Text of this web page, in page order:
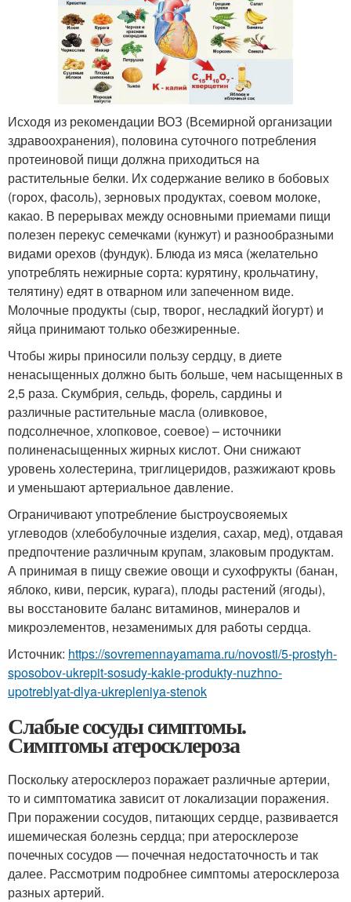
Исходя из рекомендации ВОЗ (Всемирной организации
здравоохранения), половина суточного потребления
протеиновой пищи должна приходиться на
растительные белки. Их содержание велико в бобовых
(горох, фасоль), зерновых продуктах, соевом молоке,
какао. В перерывах между основными приемами пищи
полезен перекус семечками (кунжут) и разнообразными
видами орехов (фундук). Блюда из мяса (желательно
употреблять нежирные сорта: курятину, крольчатину,
телятину) едят в отварном или запеченном виде.
Молочные продукты (сыр, творог, несладкий йогурт) и
яйца принимают только обезжиренные.
Чтобы жиры приносили пользу сердцу, в диете
ненасыщенных должно быть больше, чем насыщенных в
2,5 раза. Скумбрия, сельдь, форель, сардины и
различные растительные масла (оливковое,
подсолнечное, хлопковое, соевое) – источники
полиненасыщенных жирных кислот. Они снижают
уровень холестерина, триглицеридов, разжижают кровь
и уменьшают артериальное давление.
Ограничивают употребление быстроусвояемых
углеводов (хлебобулочные изделия, сахар, мед), отдавая
предпочтение различным крупам, злаковым продуктам.
А принимая в пищу свежие овощи и сухофрукты (банан,
яблоко, киви, персик, курага), плоды растений (ягоды),
вы восстановите баланс витаминов, минералов и
микроэлементов, незаменимых для работы сердца.
Источник: https://sovremennayamama.ru/novosti/5-prostyh-
sposobov-ukrepit-sosudy-kakie-produkty-nuzhno-
upotreblyat-dlya-ukrepleniya-stenok
Слабые сосуды симптомы.
Симптомы атеросклероза
Поскольку атеросклероз поражает различные артерии,
то и симптоматика зависит от локализации поражения.
При поражении сосудов, питающих сердце, развивается
ишемическая болезнь сердца; при атеросклерозе
почечных сосудов — почечная недостаточность и так
далее. Рассмотрим подробнее симптомы атеросклероза
разных артерий.